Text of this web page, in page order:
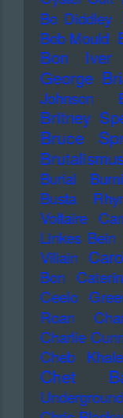
Bo Diddley
Bob Mould
Bon Iver
George
Johnson
Britney
Bruce
Burial
Busta
Voltaire
Linkes Bein
Villain
Bon
Ceelo
Roan
Charlie
Cheb
Chet